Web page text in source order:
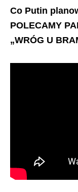
Co Putin
POLECAMY
„WRÓG U